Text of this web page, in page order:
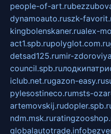
people-of-art.ru
dynamoauto.ruszk-
kingbolenskaner.rualex-
act1.spb.rupolyglot.com.ru
detsad125.rumir-
council.spb.ru
iclub.net.rugazon-easy.ru
pylesostineco.rumsts-
artemovskij.ru
ndm.msk.ru
globalautotrade.info